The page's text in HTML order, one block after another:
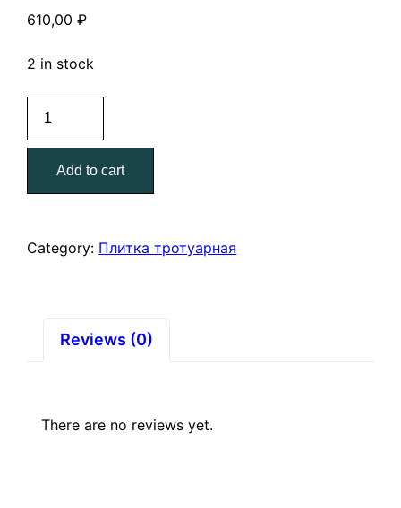
610,00₽
2 in stock
тротуарная
350*200*45
"Ромб
узорный"
(31
Add to cart
Category: Плитка тротуарная
Reviews (0)
There are no reviews yet.